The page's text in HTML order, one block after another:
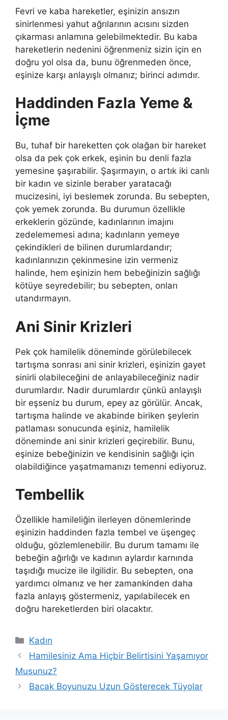
Fevri ve kaba hareketler, eşinizin ansızın
sinirlenmesi yahut ağrılarının acısını sizden
çıkarması anlamına gelebilmektedir. Bu kaba
hareketlerin nedenini öğrenmeniz sizin için en
doğru yol olsa da, bunu öğrenmeden önce,
eşinize karşı anlayışlı olmanız; birinci adımdır.
Haddinden Fazla Yeme &
İçme
Bu, tuhaf bir hareketten çok olağan bir hareket
olsa da pek çok erkek, eşinin bu denli fazla
yemesine şaşırabilir. Şaşırmayın, o artık iki canlı
bir kadın ve sizinle beraber yaratacağı
mucizesini, iyi beslemek zorunda. Bu sebepten,
çok yemek zorunda. Bu durumun özellikle
erkeklerin gözünde, kadınlarının imajını
zedelememesi adına; kadınların yemeye
çekindikleri de bilinen durumlardandır;
kadınlarınızın çekinmesine izin vermeniz
halinde, hem eşinizin hem bebeğinizin sağlığı
kötüye seyredebilir; bu sebepten, onları
utandırmayın.
Ani Sinir Krizleri
Pek çok hamilelik döneminde görülebilecek
tartışma sonrası ani sinir krizleri, eşinizin gayet
sinirli olabileceğini de anlayabileceğiniz nadir
durumlardır. Nadir durumlardır çünkü anlayışlı
bir eşseniz bu durum, epey az görülür. Ancak,
tartışma halinde ve akabinde biriken şeylerin
patlaması sonucunda eşiniz, hamilelik
döneminde ani sinir krizleri geçirebilir. Bunu,
eşinize bebeğinizin ve kendisinin sağlığı için
olabildiğince yaşatmamanızı temenni ediyoruz.
Tembellik
Özellikle hamileliğin ilerleyen dönemlerinde
eşinizin haddinden fazla tembel ve üşengeç
olduğu, gözlemlenebilir. Bu durum tamamı ile
bebeğin ağırlığı ve kadının aylardır karnında
taşıdığı mucize ile ilgilidir. Bu sebepten, ona
yardımcı olmanız ve her zamankinden daha
fazla anlayış göstermeniz, yapılabilecek en
doğru hareketlerden biri olacaktır.
Kategoriler
Kadın
Hamilesiniz Ama Hiçbir Belirtisini Yaşamıyor
Musunuz?
Bacak Boyunuzu Uzun Gösterecek Tüyolar